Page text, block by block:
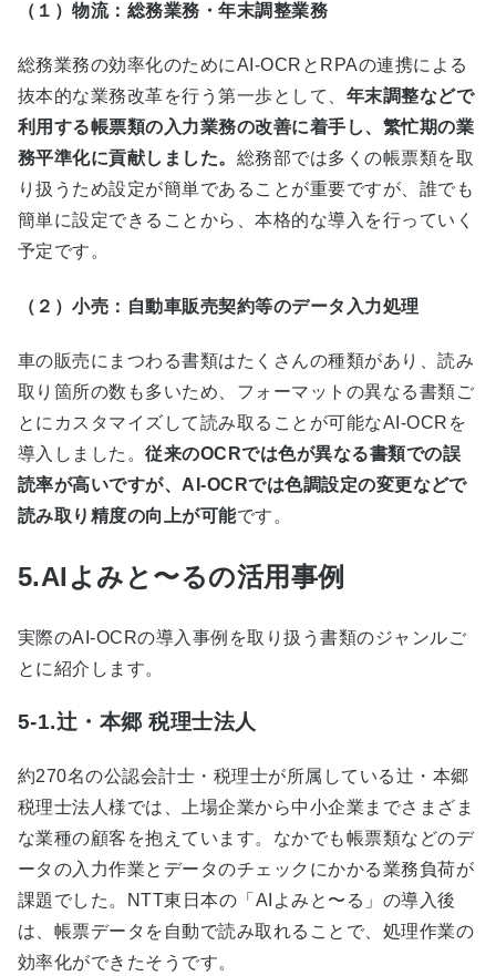
（１）物流：総務業務・年末調整業務
総務業務の効率化のためにAI-OCR と RPAの連携による
抜本的な業務改革を行う第一歩として、 年末調整などで
利用する帳票類の入力業務の改善に着手し、繁忙期の業
務平準化に貢献しました。 総務部では多くの帳票類を取
り扱うため設定が簡単であることが重要ですが、誰でも
簡単に設定できることから、本格的な導入を行っていく
予定です。
（２）小売：自動車販売契約等のデータ入力処理
車の販売にまつわる書類はたくさんの種類があり、読み
取り箇所の数も多いため、フォーマットの異なる書類ご
とにカスタマイズして読み取ることが可能なAI-OCR を
導入しました。従来のOCRでは色が異なる書類での誤
読率が高いですが、AI-OCRでは色調設定の変更などで
読み取り精度の向上が可能です。
5.AIよみと〜るの活用事例
実際のAI-OCRの導入事例を取り扱う書類のジャンルご
とに紹介します。
5-1.辻・本郷 税理士法人
約270名の公認会計士・税理士が所属している辻・本郷
税理士法人様では、上場企業から中小企業までさまざま
な業種の顧客を抱えています。なかでも帳票類などのデ
ータの入力作業とデータのチェックにかかる業務負荷が
課題でした。
NTT東日本の「 AI よみと〜る」の導入後
は、帳票データを自動で読み取れることで、処理作業の
効率化ができたそうです。